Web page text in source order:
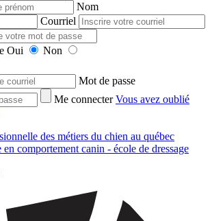
Nom
Courriel
Oui
Non
Mot de passe
Me connecter Vous avez oublié
des métiers du chien au québec
comportement canin - école de dressage